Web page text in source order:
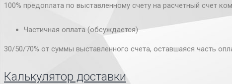
100% предоплата по выставленному счету на расчетный счет
Частичная оплата (обсуждается)
30/50/70% от суммы выставленного счета, оставшаяся часть
Калькулятор доставки